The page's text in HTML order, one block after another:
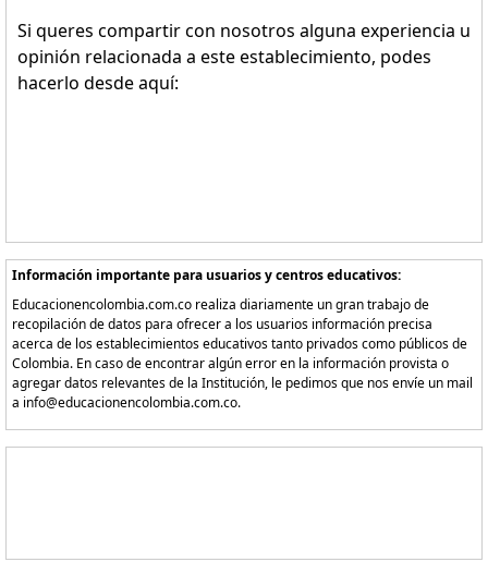
Si queres compartir con nosotros alguna experiencia u
opinión relacionada a este establecimiento, podes
hacerlo desde aquí:
Información importante para usuarios y centros educativos:
Educacionencolombia.com.co realiza diariamente un gran trabajo de
recopilación de datos para ofrecer a los usuarios información precisa
acerca de los establecimientos educativos tanto privados como públicos de
Colombia. En caso de encontrar algún error en la información provista o
agregar datos relevantes de la Institución, le pedimos que nos envíe un mail
a info@educacionencolombia.com.co.